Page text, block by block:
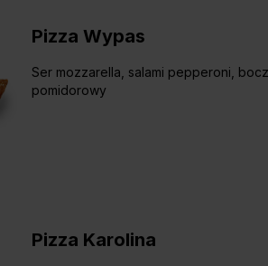
Pizza Wypas
Ser mozzarella, salami pepperoni,
pomidorowy
Pizza Karolina